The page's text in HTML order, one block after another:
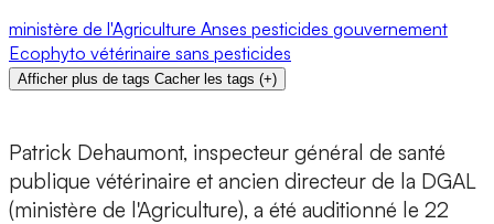
ministère de l'Agriculture Anses pesticides gouvernement
Ecophyto vétérinaire sans pesticides
Afficher plus de tags Cacher les tags (+)
Patrick Dehaumont, inspecteur général de santé
publique vétérinaire et ancien directeur de la DGAL
(ministère de l'Agriculture), a été auditionné le 22